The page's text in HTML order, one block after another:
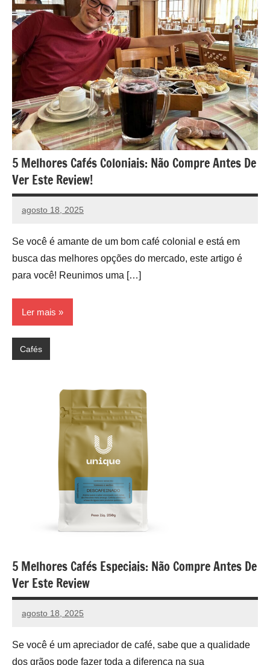
5 Melhores Cafés Coloniais: Não Compre Antes De
Ver Este Review!
agosto 18, 2025
vih.santoss@gmail.com
Nenhum
Se você é amante de um bom café colonial e está em
busca das melhores opções do mercado, este artigo é
para você! Reunimos uma […]
Ler mais
Cafés
5 Melhores Cafés Especiais: Não Compre Antes De
Ver Este Review
agosto 18, 2025
vih.santoss@gmail.com
Nenhum
Se você é um apreciador de café, sabe que a qualidade
dos grãos pode fazer toda a diferença na sua